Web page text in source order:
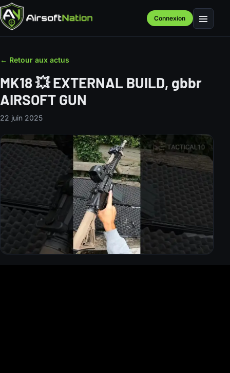
Connexion Menu
← Retour aux actus
MK18 💥 EXTERNAL BUILD, gbbr
AIRSOFT GUN
22 juin 2025